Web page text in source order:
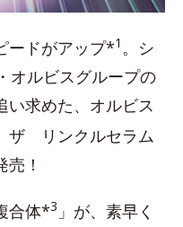
ードがアップ*1 。シ
オルビスグループの
い求めた、オルビス
ザ リンクルセラム
！
合体*3 」が、素早く